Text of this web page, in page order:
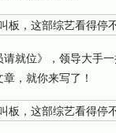
就位》，领导大手
，就你来写了！